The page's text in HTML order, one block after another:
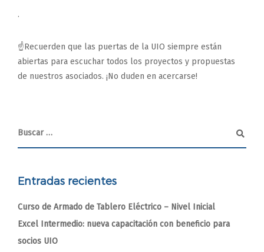
.
☝️Recuerden que las puertas de la UIO siempre están
abiertas para escuchar todos los proyectos y propuestas
de nuestros asociados. ¡No duden en acercarse!
Entradas recientes
Curso de Armado de Tablero Eléctrico – Nivel Inicial
Excel Intermedio: nueva capacitación con beneficio para
socios UIO